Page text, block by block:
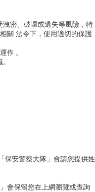
密、破壞或遺失等風險，特
關 法令下，使用適切的保護
作 。
保安警察大隊」會請您提供姓
會保留您在上網瀏覽或查詢